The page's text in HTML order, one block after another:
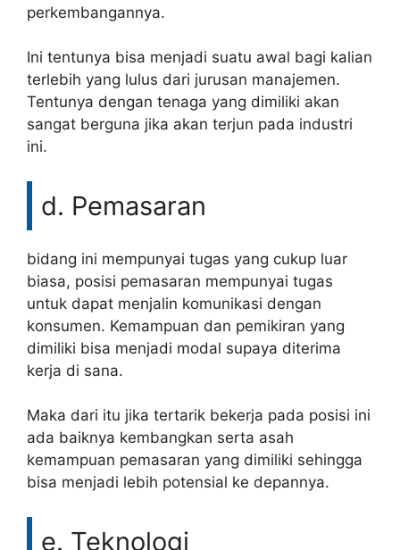
perkembangannya.
Ini tentunya bisa menjadi suatu awal bagi kalian
terlebih yang lulus dari jurusan manajemen.
Tentunya dengan tenaga yang dimiliki akan
sangat berguna jika akan terjun pada industri
ini.
d. Pemasaran
bidang ini mempunyai tugas yang cukup luar
biasa, posisi pemasaran mempunyai tugas
untuk dapat menjalin komunikasi dengan
konsumen. Kemampuan dan pemikiran yang
dimiliki bisa menjadi modal supaya diterima
kerja di sana.
Maka dari itu jika tertarik bekerja pada posisi ini
ada baiknya kembangkan serta asah
kemampuan pemasaran yang dimiliki sehingga
bisa menjadi lebih potensial ke depannya.
e. Teknologi